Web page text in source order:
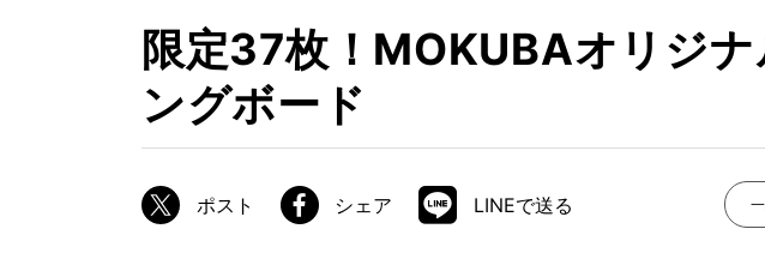
MOKUBA について
ブランドコンセプト
職人の技能・技巧
青山プレミアムギャラリー
横浜ギャラリー
限定37枚！MOKUBAオリジナ
ングボード
ポスト シェア LINEで送る